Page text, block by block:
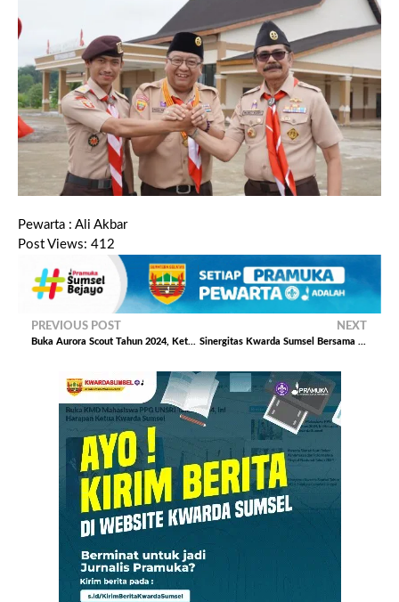
Pewarta : Ali Akbar
Post Views: 412
PREVIOUS POST
Buka Aurora Scout Tahun 2024, Ketua Kwarda Sumsel Harap Peserta SIGAP
NEXT
Sinergitas Kwarda Sumsel Bersama Dispora Sumsel Wujudkan Pemuda Sumsel Smart dan Berprestasi